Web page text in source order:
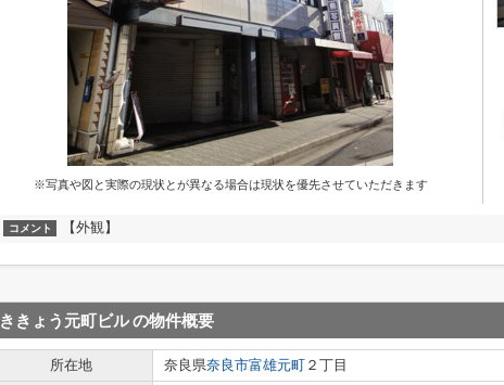
※写真や図と実際の現状とが異なる場合は現状を優先させていただきます
コメント 【外観】
ききょう元町ビルの物件概要
所在地 奈良県奈良市富雄元町 ２丁目